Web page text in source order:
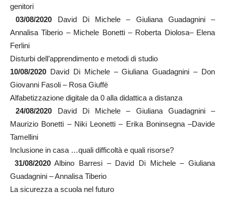
genitori
03/08/2020 David Di Michele – Giuliana Guadagnini –
Annalisa Tiberio – Michele Bonetti – Roberta Diolosa– Elena
Ferlini
Disturbi dell’apprendimento e metodi di studio
10/08/2020 David Di Michele – Giuliana Guadagnini – Don
Giovanni Fasoli – Rosa Giuffè
Alfabetizzazione digitale da 0 alla didattica a distanza
24/08/2020 David Di Michele – Giuliana Guadagnini –
Maurizio Bonetti – Niki Leonetti – Erika Boninsegna –Davide
Tamellini
Inclusione in casa …quali difficoltà e quali risorse?
31/08/2020Albino Barresi – David Di Michele – Giuliana
Guadagnini – Annalisa Tiberio
La sicurezza a scuola nel futuro